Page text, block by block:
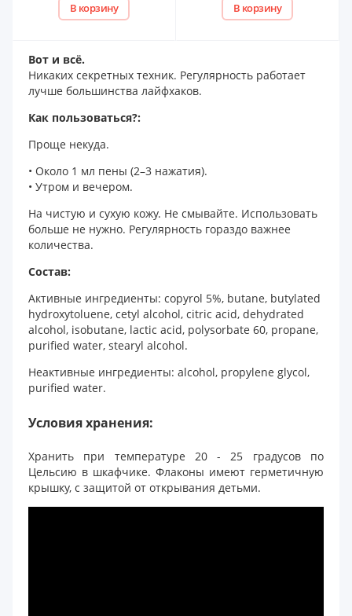
В корзину В корзину
Вот и всё.
Никаких секретных техник. Регулярность работает
лучше большинства лайфхаков.
Как пользоваться?:
Проще некуда.
• Около 1 мл пены (2–3 нажатия).
• Утром и вечером.
На чистую и сухую кожу. Не смывайте. Использовать
больше не нужно. Регулярность гораздо важнее
количества.
Состав:
Активные ингредиенты: copyrol 5%, butane, butylated
hydroxytoluene, cetyl alcohol, citric acid, dehydrated
alcohol, isobutane, lactic acid, polysorbate 60, propane,
purified water, stearyl alcohol.
Неактивные ингредиенты: аlcohol, propylene glycol,
purified water.
Условия хранения:
Хранить при температуре 20 - 25 градусов по
Цельсию в шкафчике. Флаконы имеют герметичную
крышку, с защитой от открывания детьми.